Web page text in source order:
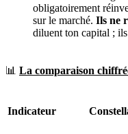
obligatoirement
sur le marché. Ils ne
diluent ton capital ;
📊 La comparaison
Indicateur